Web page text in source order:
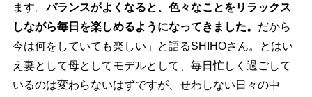
ます。バランスがよくなると、色々なことをリラックス
しながら毎日を楽しめるようになってきました。 だから
今は何をしていても楽しい」と語るSHIHOさん。とはい
え妻として母としてモデルとして、毎日忙しく過ごして
いるのは変わらないはずですが、せわしない日々の中